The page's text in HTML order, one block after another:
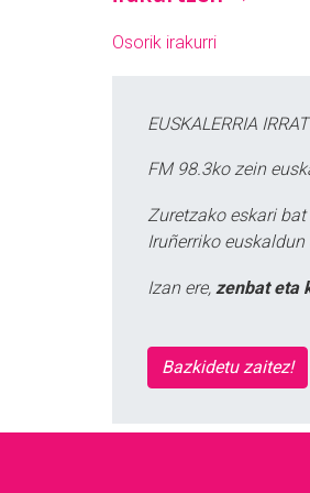
Osorik irakurri
EUSKALERRIA
FM 98.3ko zein
Zuretzako eskari bat
Iruñerriko
Izan ere, zenbat eta
Bazkidetu zaitez!